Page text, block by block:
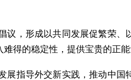
议，形成以共同发展促繁荣、
得的稳定性，提供宝贵的正能
展指导外交新实践，推动中国